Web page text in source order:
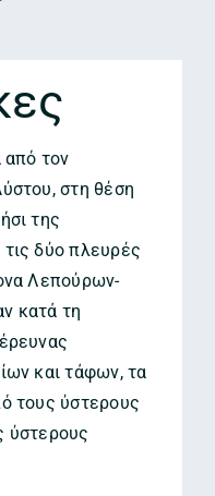
από τον
στη θέση
της
δύο πλευρές
Λεπούρων-
κατά τη
και τάφων, τα
τους ύστερους
ύστερους